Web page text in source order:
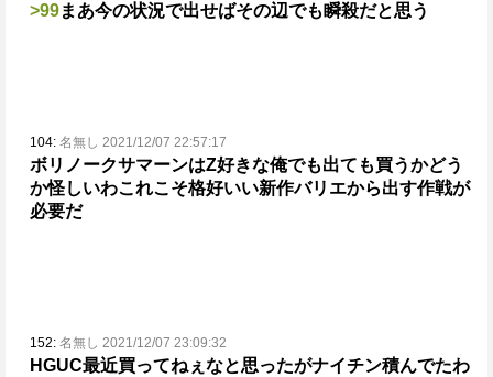
>99まあ今の状況で出せばその辺でも瞬殺だと思う
104: 名無し 2021/12/07 22:57:17
ボリノークサマーンはZ好きな俺でも出ても買うかどう
か怪しいわこれこそ格好いい新作バリエから出す作戦が
必要だ
152: 名無し 2021/12/07 23:09:32
HGUC最近買ってねぇなと思ったがナイチン積んでたわ